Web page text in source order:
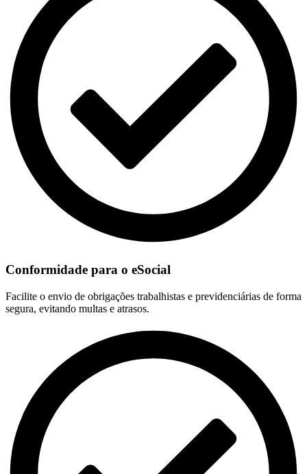
Conformidade para o eSocial
Facilite o envio de obrigações trabalhistas e previdenciárias de forma
segura, evitando multas e atrasos.